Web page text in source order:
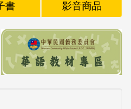
書 影音商品